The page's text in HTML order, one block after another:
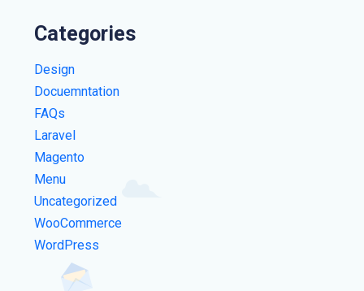
Categories
Design
Docuemntation
FAQs
Laravel
Magento
Menu
Uncategorized
WooCommerce
WordPress